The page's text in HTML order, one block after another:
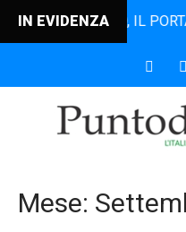
IN EVIDENZAIL PORTALE
Mese: